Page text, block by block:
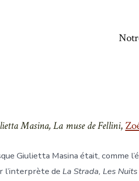
Masina, La muse de Fellini,
Giulietta Masina était, comme
l’interprète de La Strada, Les